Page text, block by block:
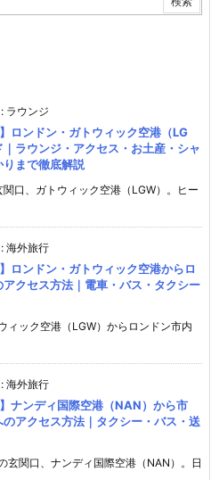
: ラウンジ
ロンドン・ガトウィック空港（LG
ラウンジ・アクセス・お土産・シャ
りまで徹底解説
関口、ガトウィック空港（LGW）。ヒー
: 海外旅行
ロンドン・ガトウィック空港からロ
アクセス方法｜電車・バス・タクシー
ィック空港（LGW）からロンドン市内
: 海外旅行
ナンディ国際空港（NAN）から市
のアクセス方法｜タクシー・バス・送
玄関口、ナンディ国際空港（NAN）。日